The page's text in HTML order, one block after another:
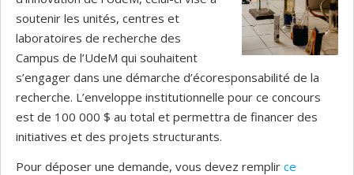
soutenir les unités, centres et
laboratoires de recherche des
Campus de l’UdeM qui souhaitent
s’engager dans une démarche d’écoresponsabilité de la
recherche. L’enveloppe institutionnelle pour ce concours
est de 100 000 $ au total et permettra de financer des
initiatives et des projets structurants.
Pour déposer une demande, vous devez remplir ce